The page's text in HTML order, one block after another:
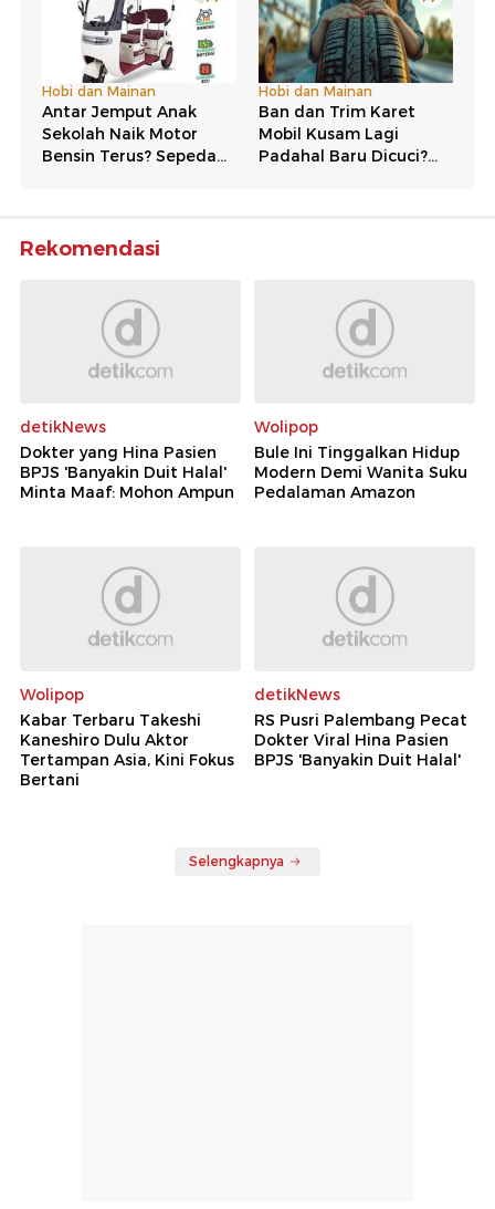
Rekomendasi
detikNews
Dokter yang Hina Pasien
BPJS 'Banyakin Duit Halal'
Minta Maaf: Mohon Ampun
Wolipop
Bule Ini Tinggalkan Hidup
Modern Demi Wanita Suku
Pedalaman Amazon
Wolipop
Kabar Terbaru Takeshi
Kaneshiro Dulu Aktor
Tertampan Asia, Kini Fokus
Bertani
detikNews
RS Pusri Palembang Pecat
Dokter Viral Hina Pasien
BPJS 'Banyakin Duit Halal'
Selengkapnya